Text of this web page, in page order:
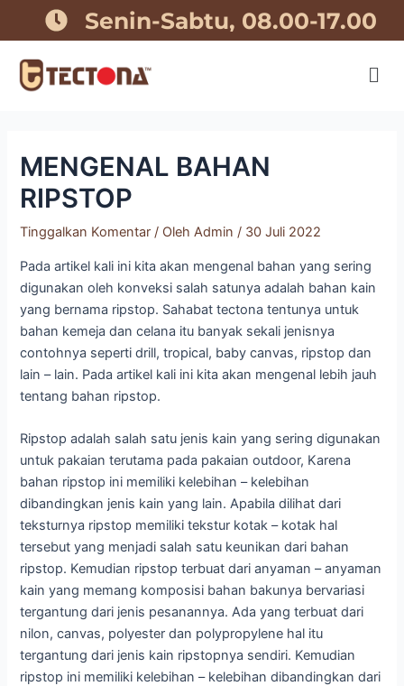
Senin-Sabtu, 08.00-17.00
MENGENAL BAHAN
RIPSTOP
Tinggalkan Komentar / OlehAdmin/ 30 Juli 2022
Pada artikel kali ini kita akan mengenal bahan yang sering
digunakan oleh konveksi salah satunya adalah bahan kain
yang bernama ripstop. Sahabat tectona tentunya untuk
bahan kemeja dan celana itu banyak sekali jenisnya
contohnya seperti drill, tropical, baby canvas, ripstop dan
lain – lain. Pada artikel kali ini kita akan mengenal lebih jauh
tentang bahan ripstop.
Ripstop adalah salah satu jenis kain yang sering digunakan
untuk pakaian terutama pada pakaian outdoor, Karena
bahan ripstop ini memiliki kelebihan – kelebihan
dibandingkan jenis kain yang lain. Apabila dilihat dari
teksturnya ripstop memiliki tekstur kotak – kotak hal
tersebut yang menjadi salah satu keunikan dari bahan
ripstop. Kemudian ripstop terbuat dari anyaman – anyaman
kain yang memang komposisi bahan bakunya bervariasi
tergantung dari jenis pesanannya. Ada yang terbuat dari
nilon, canvas, polyester dan polypropylene hal itu
tergantung dari jenis kain ripstopnya sendiri. Kemudian
ripstop ini memiliki kelebihan – kelebihan dibandingkan dari
navigation